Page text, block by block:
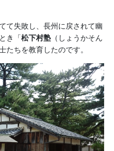
て失敗し、長州に戻されて幽
き「松下村塾 （しょうかそん
たちを教育したのです。